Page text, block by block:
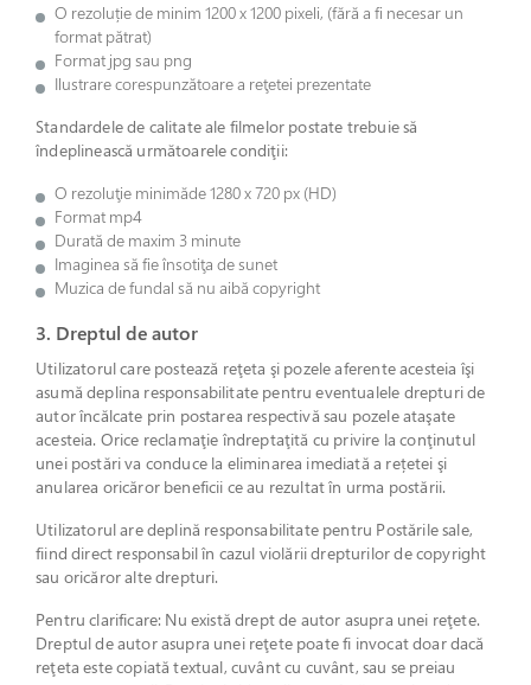
O rezoluție de minim 1200 x 1200 pixeli, (fără a fi necesar un
format pătrat)
Format jpg sau png
Ilustrare corespunzătoare a reţetei prezentate
Standardele de calitate ale filmelor postate trebuie să
îndeplinească următoarele condiţii:
O rezoluţie minimăde 1280 x 720 px (HD)
Format mp4
Durată de maxim 3 minute
Imaginea să fie însotiţa de sunet
Muzica de fundal să nu aibă copyright
3. Dreptul de autor
Utilizatorul care postează reţeta şi pozele aferente acesteia îşi
asumă deplina responsabilitate pentru eventualele drepturi de
autor încălcate prin postarea respectivă sau pozele ataşate
acesteia. Orice reclamaţie îndreptaţită cu privire la conţinutul
unei postări va conduce la eliminarea imediată a rețetei şi
anularea oricăror beneficii ce au rezultat în urma postării.
Utilizatorul are deplină responsabilitate pentru Postările sale,
fiind direct responsabil în cazul violării drepturilor de copyright
sau oricăror alte drepturi.
Pentru clarificare: Nu există drept de autor asupra unei reţete.
Dreptul de autor asupra unei reţete poate fi invocat doar dacă
reţeta este copiată textual, cuvânt cu cuvânt, sau se preiau